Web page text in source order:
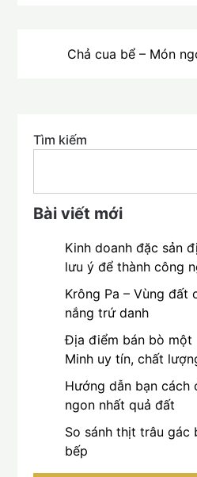
Chả cua bể – Món
Tìm kiếm
Bài viết mới
Kinh doanh đặc sản
lưu ý để thành công
Krông Pa – Vùng đất
nắng trứ danh
Địa điểm bán bò một
Minh uy tín, chất
Hướng dẫn bạn cách
ngon nhất quả đất
So sánh thịt trâu gác
bếp